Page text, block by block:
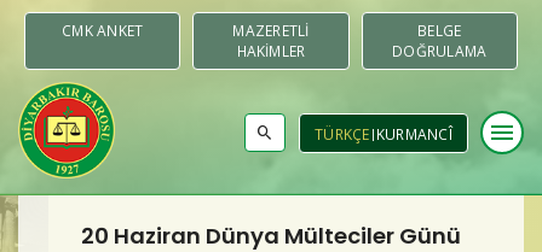
CMK ANKET
MAZERETLI
HAKIMLER
BELGE
DOĞRULAMA
TÜRKÇE KURMANCÎ menu
20 Haziran Dünya Mülteciler Günü